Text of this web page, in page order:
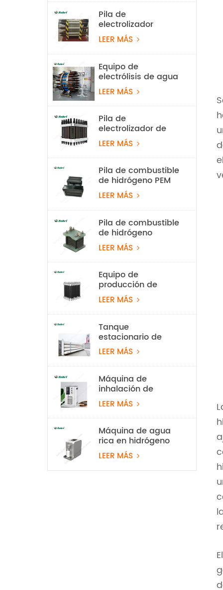
Nm³/h y 500 kW
Pila de
electrolizador
alcalino de 2 Nm³/h
LEER MÁS
Equipo de
electrólisis de agua
alcalina con
hidrógeno de 100
Nm³/h y 500 kW
LEER MÁS
Pila de
electrolizador de
hidrógeno PEM de
60 Nm³/h
LEER MÁS
Pila de combustible
de hidrógeno PEM
ligera de 550 W
para vehículos
aéreos no
tripulados
LEER MÁS
Pila de combustible
de hidrógeno
refrigerada por aire
de 100 W
LEER MÁS
Equipo de
producción de
hidrógeno con
electrolizador de
agua PEM de 10
Nm³/h y 50 kW
LEER MÁS
Tanque
estacionario de
almacenamiento
de hidrógeno de 20
Mpa
LEER MÁS
Máquina de
inhalación de
hidrógeno al 99,99
% Rubri de 1800
ml/min
LEER MÁS
Máquina de agua
rica en hidrógeno
PEM
LEER MÁS